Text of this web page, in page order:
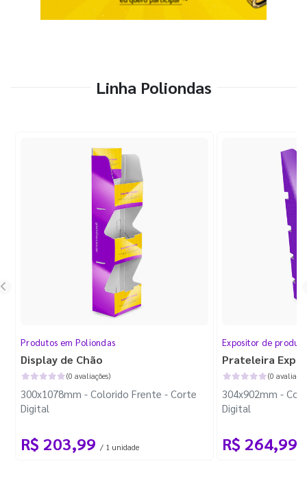
Linha Poliondas
Produtos em Poliondas
Display de Chão
(0 avaliações)
300x1078mm - Colorido Frente - Corte
Digital
R$ 203,99 / 1 unidade
Expositor de
Prateleira
(0
304x902mm -
Digital
R$ 264,99